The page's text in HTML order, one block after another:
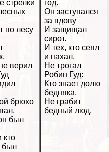
стрелки
по лесу
верил
брюхо
был
кто
был
год.
Он заступался
за вдову
И защищал
сирот.
И тех, кто сеял
и пахал,
Не трогал
Робин Гуд:
Кто знает долю
бедняка,
Не грабит
бедный люд.